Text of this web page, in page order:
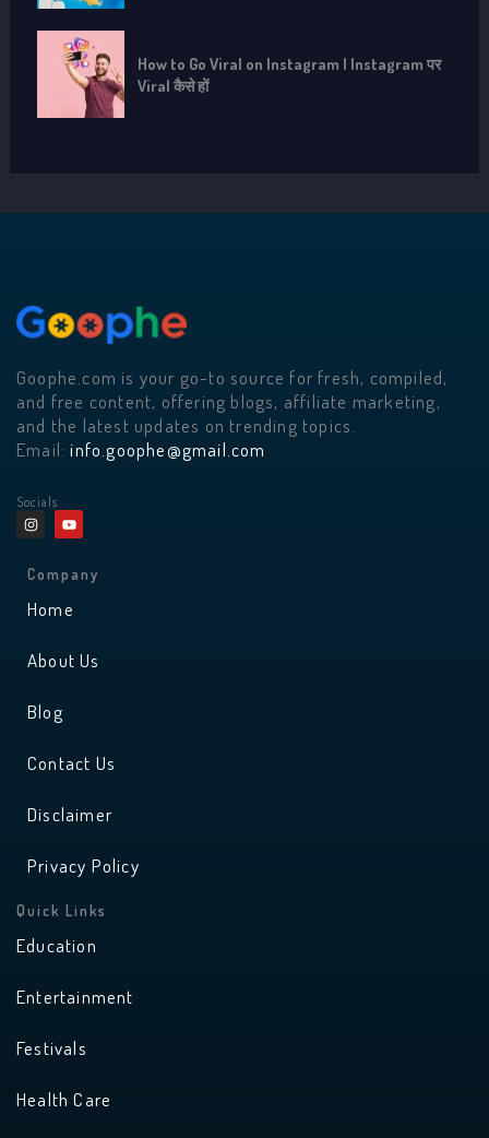
How to Go Viral on Instagram | Instagram पर
Viral कैसे हों
Goophe.com is your go-to source for fresh, compiled,
and free content, offering blogs, affiliate marketing,
and the latest updates on trending topics.
Email:info.goophe@gmail.com
Socials
I
n
s
a
r
a
Y
o
u
u
Company
Home
About Us
Blog
Contact Us
Disclaimer
Privacy Policy
Quick Links
Education
Entertainment
Festivals
Health Care